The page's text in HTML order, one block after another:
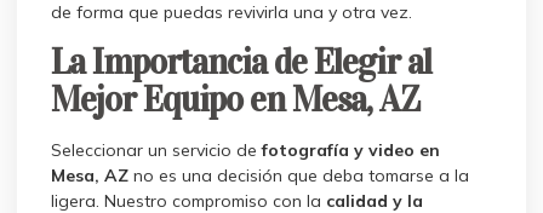
de forma que puedas revivirla una y otra vez.
La Importancia de Elegir al
Mejor Equipo en Mesa, AZ
Seleccionar un servicio defotografía y video en
Mesa, AZ no es una decisión que deba tomarse a la
ligera. Nuestro compromiso con la calidad y la